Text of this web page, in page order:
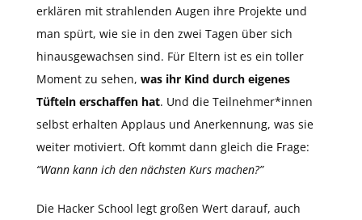
erklären mit strahlenden Augen ihre Projekte und
man spürt, wie sie in den zwei Tagen über sich
hinausgewachsen sind. Für Eltern ist es ein toller
Moment zu sehen, was ihr Kind durch eigenes
Tüfteln erschaffen hat. Und die Teilnehmer*innen
selbst erhalten Applaus und Anerkennung, was sie
weiter motiviert. Oft kommt dann gleich die Frage:
“Wann kann ich den nächsten Kurs machen?”
Die Hacker School legt großen Wert darauf, auch